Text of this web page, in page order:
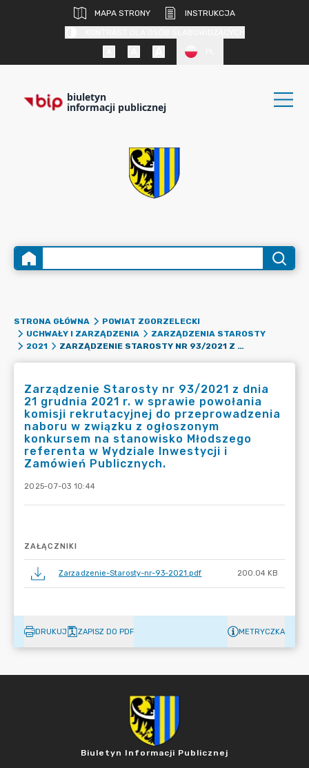
MAPA STRONY
INSTRUKCJA
biuletyn
informacji publicznej
STRONA GŁÓWNA
POWIAT ZGORZELECKI
UCHWAŁY I ZARZĄDZENIA
ZARZĄDZENIA STAROSTY
2021
ZARZĄDZENIE STAROSTY NR 93/2021 Z DNIA 21 GRUDNIA 2021 R. W SPRAWIE POWOŁANIA KOMISJI REKRUTACYJNEJ DO PRZEPROWADZENIA NABORU W ZWIĄZKU Z OGŁOSZONYM KONKURSEM NA STANOWISKO MŁODSZEGO REFERENTA W WYDZIALE INWESTYCJI I ZAMÓWIEŃ PUBLICZNYCH.
Zarządzenie Starosty nr 93/2021 z dnia
21 grudnia 2021 r. w sprawie powołania
komisji rekrutacyjnej do przeprowadzenia
naboru w związku z ogłoszonym
konkursem na stanowisko Młodszego
referenta w Wydziale Inwestycji i
Zamówień Publicznych.
2025-07-03 10:44
ZAŁĄCZNIKI
Zarzadzenie-Starosty-nr-93-2021.pdf 200.04 KB
DRUKUJ ZAPISZ DO PDF METRYCZKA
Biuletyn Informacji Publicznej